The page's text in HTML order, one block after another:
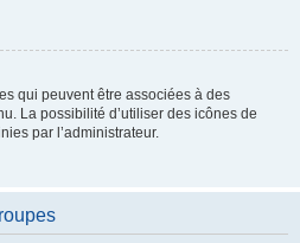
qui peuvent être associées à des
La possibilité d’utiliser des icônes de
par l’administrateur.